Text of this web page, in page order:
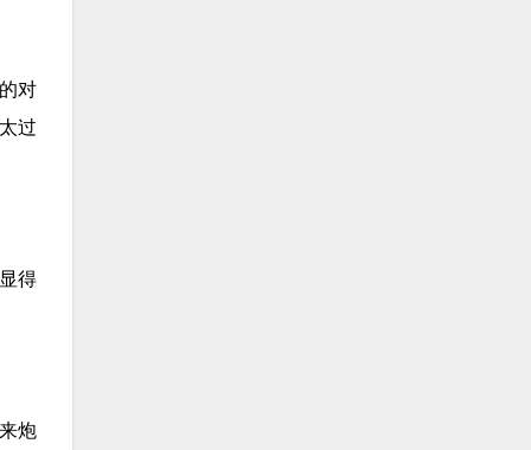
对
过
得
炮